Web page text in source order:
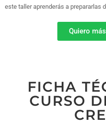
este taller aprenderás a prepararlas
Quiero
FICHA
CURSO